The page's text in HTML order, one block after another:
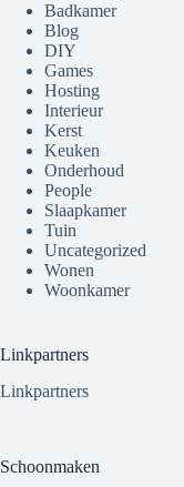
Badkamer
Blog
DIY
Games
Hosting
Interieur
Kerst
Keuken
Onderhoud
People
Slaapkamer
Tuin
Uncategorized
Wonen
Woonkamer
Linkpartners
Linkpartners
Schoonmaken